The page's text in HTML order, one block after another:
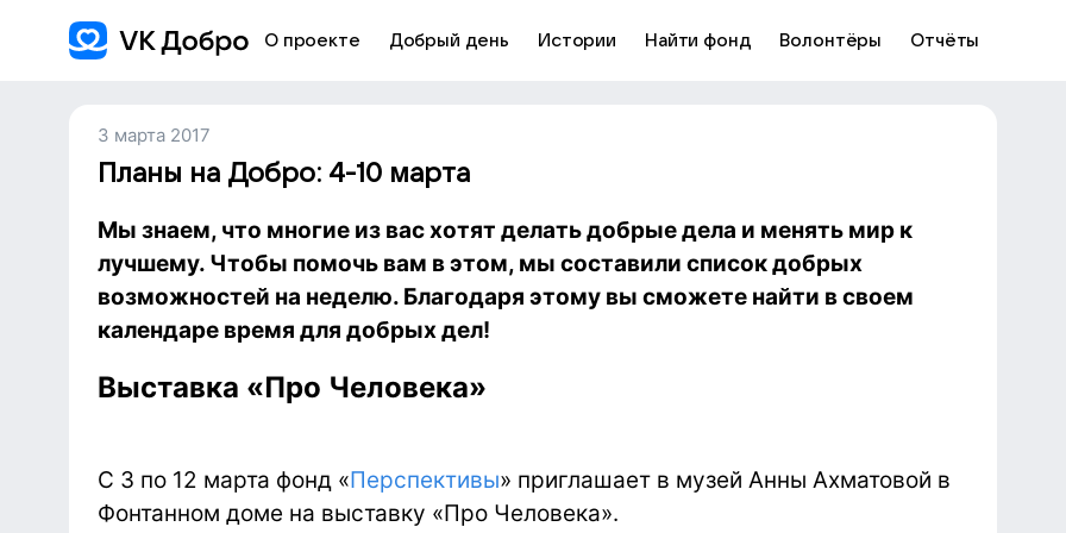
О проекте Добрый день Истории Найти фонд Волонтёры Отчёты
3 марта 2017
Планы на Добро: 4-10 марта
Мы знаем, что многие из вас хотят делать добрые дела и менять мир к
лучшему. Чтобы помочь вам в этом, мы составили список добрых
возможностей на неделю. Благодаря этому вы сможете найти в своем
календаре время для добрых дел!
Выставка «Про Человека»
С 3 по 12 марта фонд «Перспективы» приглашает в музей Анны Ахматовой в
Фонтанном доме на выставку «Про Человека».